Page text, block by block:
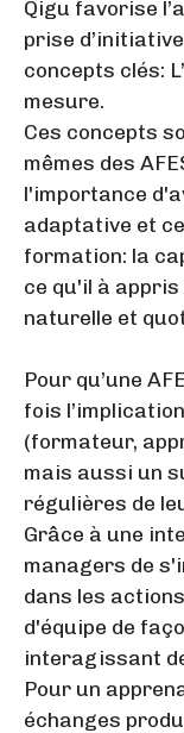
Qigu favorise
prise
concepts clés:
mesure.
Ces concepts
mêmes des
l'importance
adaptative et
formation: la
ce qu'il à
naturelle et
Pour qu’une
fois
(formateur,
mais aussi un
régulières de
Grâce à une
managers de
dans les
d'équipe de
interagissant
Pour un
échanges